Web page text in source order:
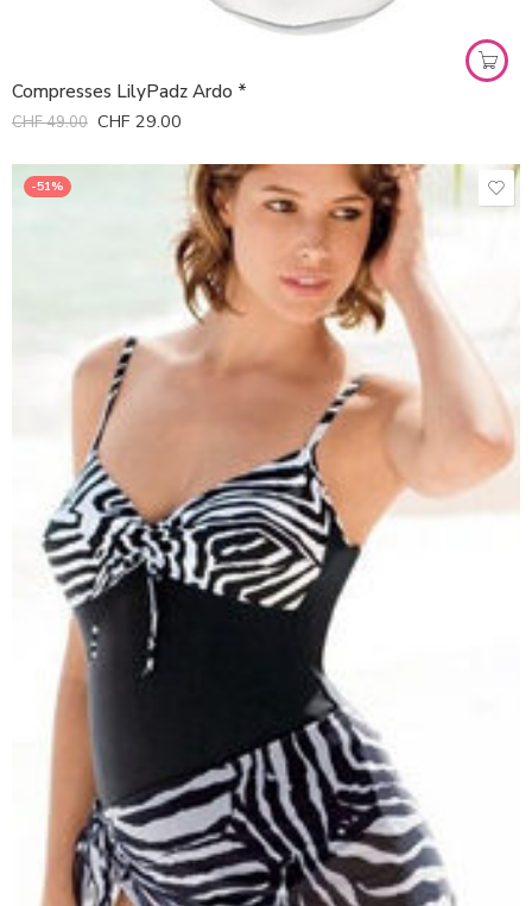
Compresses LilyPadz Ardo *
CHF49.00 CHF 29.00
-51%